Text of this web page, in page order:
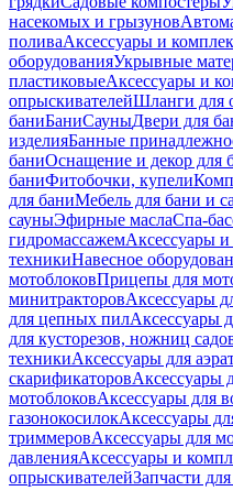
насекомых и грызунов
поливаАксессуары и
оборудованияУкрывные
пластиковыеАксессуары и
опрыскивателейШланги для
баниБаниСауныДвери для
изделияБанные
баниОснащение и декор для
баниФитобочки, купели
для баниМебель для бани и
сауныЭфирные маслаСпа-
гидромассажемАксессуары
техникиНавесное
мотоблоковПрицепы для
минитракторовАксессуары
для цепных пилАксессуары
для кусторезов, ножниц
техникиАксессуары для
скарификаторовАксессуары
мотоблоковАксессуары для
газонокосилокАксессуары
триммеровАксессуары для
давленияАксессуары и
опрыскивателейЗапчасти